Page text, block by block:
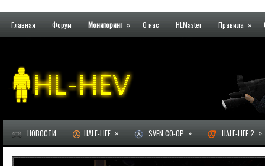
Главная Форум Мониторинг » О нас HLMaster Правила »
НОВОСТИ HALF-LIFE » SVEN CO-OP » HALF-LIFE 2 »